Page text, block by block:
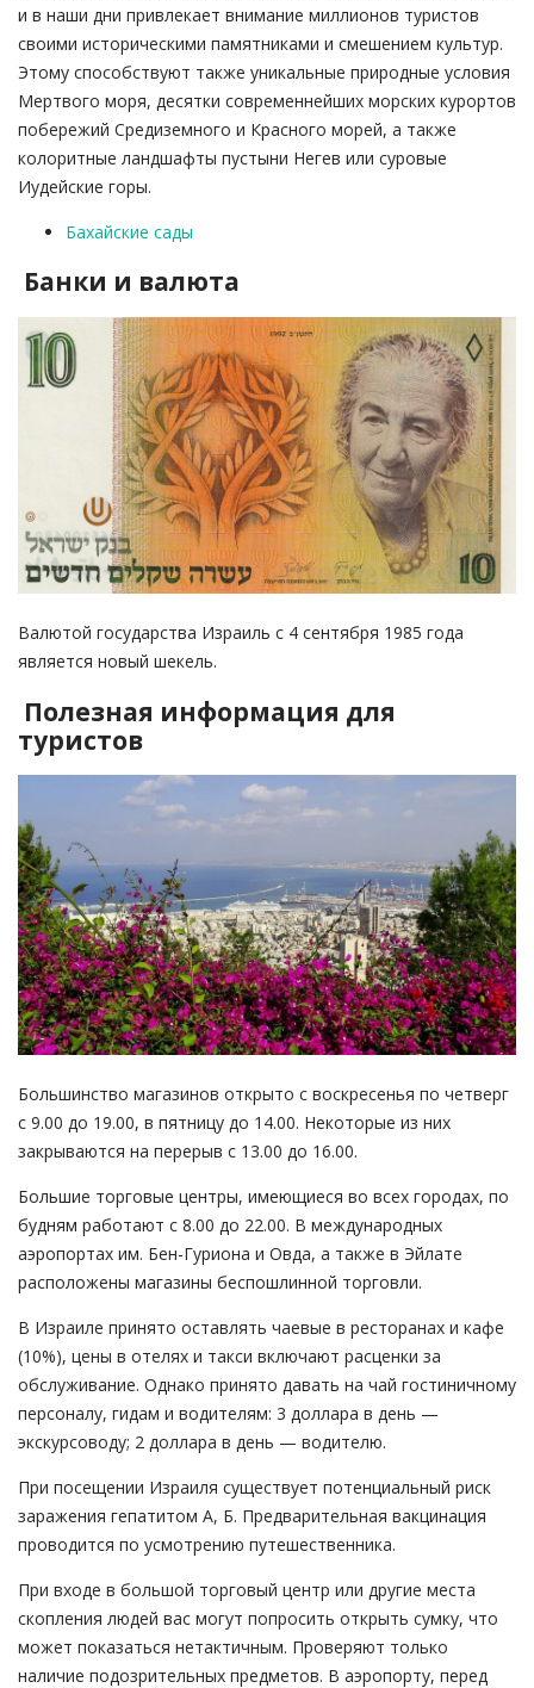
и в наши дни привлекает внимание миллионов туристов
своими историческими памятниками и смешением культур.
Этому способствуют также уникальные природные условия
Мертвого моря, десятки современнейших морских курортов
побережий Средиземного и Красного морей, а также
колоритные ландшафты пустыни Негев или суровые
Иудейские горы.
Бахайские сады
Банки и валюта
Валютой государства Израиль с 4 сентября 1985 года
является новый шекель.
Полезная информация для
туристов
Большинство магазинов открыто с воскресенья по четверг
с 9.00 до 19.00, в пятницу до 14.00. Некоторые из них
закрываются на перерыв с 13.00 до 16.00.
Большие торговые центры, имеющиеся во всех городах, по
будням работают с 8.00 до 22.00. В международных
аэропортах им. Бен-Гуриона и Овда, а также в Эйлате
расположены магазины беспошлинной торговли.
В Израиле принято оставлять чаевые в ресторанах и кафе
(10%), цены в отелях и такси включают расценки за
обслуживание. Однако принято давать на чай гостиничному
персоналу, гидам и водителям: 3 доллара в день —
экскурсоводу; 2 доллара в день — водителю.
При посещении Израиля существует потенциальный риск
заражения гепатитом А, Б. Предварительная вакцинация
проводится по усмотрению путешественника.
При входе в большой торговый центр или другие места
скопления людей вас могут попросить открыть сумку, что
может показаться нетактичным. Проверяют только
наличие подозрительных предметов. В аэропорту, перед